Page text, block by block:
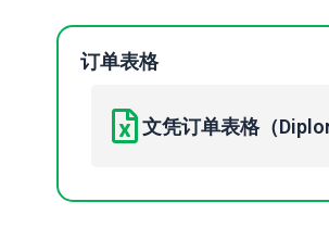
订单表格
文凭订单表格（